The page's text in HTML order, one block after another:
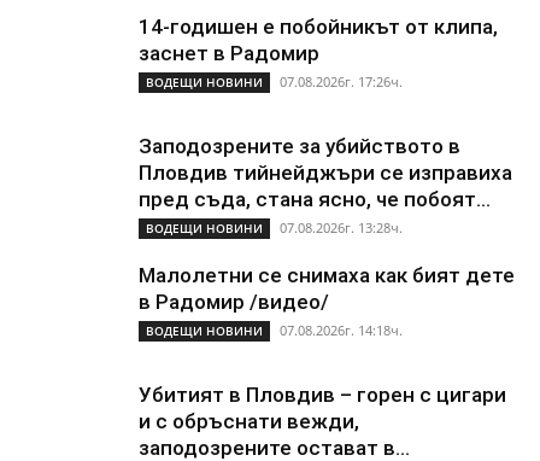
14-годишен е побойникът от клипа,
заснет в Радомир
ВОДЕЩИ НОВИНИ 07.08.2026г. 17:26ч.
Заподозрените за убийството в
Пловдив тийнейджъри се изправиха
пред съда, стана ясно, че побоят...
ВОДЕЩИ НОВИНИ 07.08.2026г. 13:28ч.
Малолетни се снимаха как бият дете
в Радомир /видео/
ВОДЕЩИ НОВИНИ 07.08.2026г. 14:18ч.
Убитият в Пловдив – горен с цигари
и с обръснати вежди,
заподозрените остават в...